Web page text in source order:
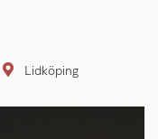
Lidköping